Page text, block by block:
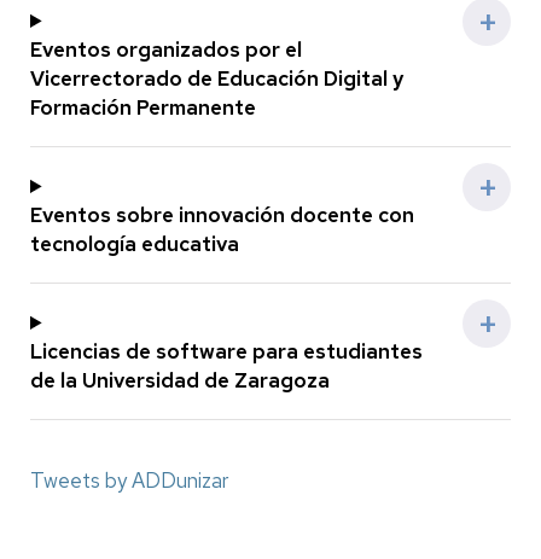
Eventos organizados por el
Vicerrectorado de Educación Digital y
Formación Permanente
Eventos sobre innovación docente con
tecnología educativa
Licencias de software para estudiantes
de la Universidad de Zaragoza
Tweets by ADDunizar